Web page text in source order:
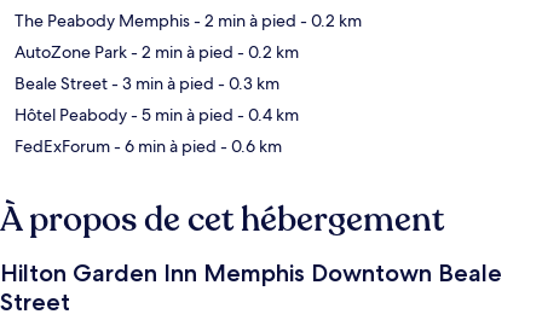
The Peabody Memphis- 2 min à pied - 0.2 km
AutoZone Park- 2 min à pied - 0.2 km
Beale Street- 3 min à pied - 0.3 km
Hôtel Peabody- 5 min à pied - 0.4 km
FedExForum- 6 min à pied - 0.6 km
À propos de cet hébergement
Hilton Garden Inn Memphis Downtown Beale
Street